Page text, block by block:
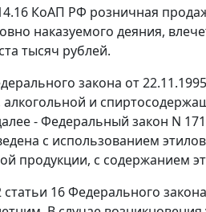
КоАП РФ розничная
наказуемого деяния,
тысяч рублей.
закона от
алкогольной и
- Федеральный закон N
с использованием
продукции, с содержанием
16Федерального